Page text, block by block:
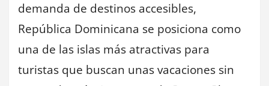
demanda de destinos accesibles,
República Dominicana se posiciona como
una de las islas más atractivas para
turistas que buscan unas vacaciones sin